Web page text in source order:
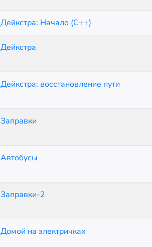
Дейкстра: Начало (C++)
Дейкстра
Дейкстра: восстановление пути
Заправки
Автобусы
Заправки-2
Домой на электричках